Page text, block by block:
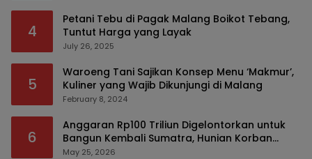
4
Petani Tebu di Pagak Malang Boikot Tebang,
Tuntut Harga yang Layak
July 26, 2025
5
Waroeng Tani Sajikan Konsep Menu ‘Makmur’,
Kuliner yang Wajib Dikunjungi di Malang
February 8, 2024
6
Anggaran Rp100 Triliun Digelontorkan untuk
Bangun Kembali Sumatra, Hunian Korban
Bencana Bakal Difokuskan
May 25, 2026